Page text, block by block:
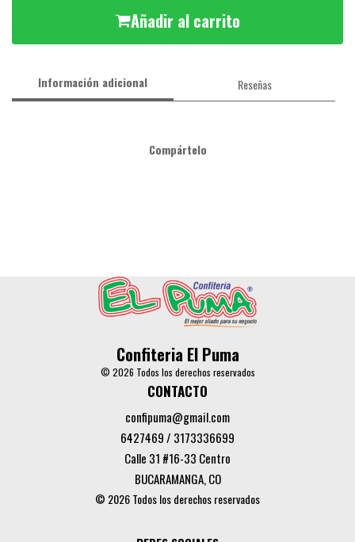
Añadir al carrito
Información adicional Reseñas
Compártelo
Confiteria El Puma
© 2026 Todos los derechos reservados
CONTACTO
confipuma@gmail.com
6427469 / 3173336699
Calle 31 #16-33 Centro
BUCARAMANGA, CO
© 2026 Todos los derechos reservados